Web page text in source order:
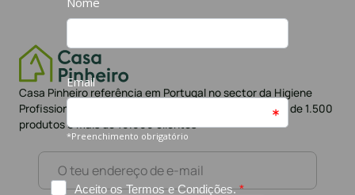
Casa Pinheiro referência em Portugal no sector da Higiene
Profissional há mais de 42 anos. Loja Online com mais de 1.500
produtos e mais de 10.000 clientes